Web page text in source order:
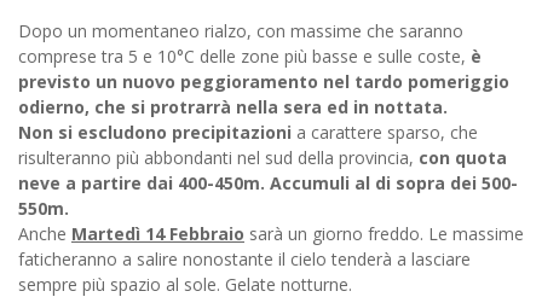
Dopo un momentaneo rialzo, con massime che saranno
comprese tra 5 e 10°C delle zone più basse e sulle coste, è
previsto un nuovo peggioramento nel tardo pomeriggio
odierno, che si protrarrà nella sera ed in nottata.
Non si escludono precipitazioni a carattere sparso, che
risulteranno più abbondanti nel sud della provincia, con quota
neve a partire dai 400-450m. Accumuli al di sopra dei 500-
550m.
Anche Martedì 14 Febbraio sarà un giorno freddo. Le massime
faticheranno a salire nonostante il cielo tenderà a lasciare
sempre più spazio al sole. Gelate notturne.